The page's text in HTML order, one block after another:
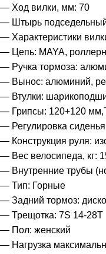
— Ход вилки, мм: 70
— Штырь
— Характеристики
— Цепь: MAYA,
— Ручка тормоза:
— Вынос: алюминий,
— Втулки:
— Грипсы: 120+120
— Регулировка
— Конструкция руля:
— Вес велосипеда, кг:
— Внутренние трубы
— Тип: Горные
— Задний тормоз:
— Трещотка: 7S 14-28T
— Пол: женский
— Нагрузка